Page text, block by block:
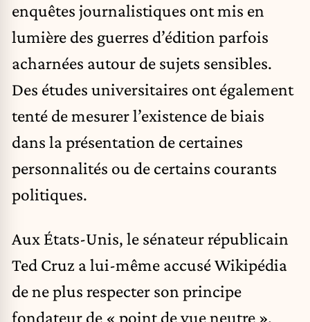
enquêtes journalistiques ont mis en
lumière des guerres d’édition parfois
acharnées autour de sujets sensibles.
Des études universitaires ont également
tenté de mesurer l’existence de biais
dans la présentation de certaines
personnalités ou de certains courants
politiques.
Aux États-Unis, le sénateur républicain
Ted Cruz a lui-même accusé Wikipédia
de ne plus respecter son principe
fondateur de « point de vue neutre ».